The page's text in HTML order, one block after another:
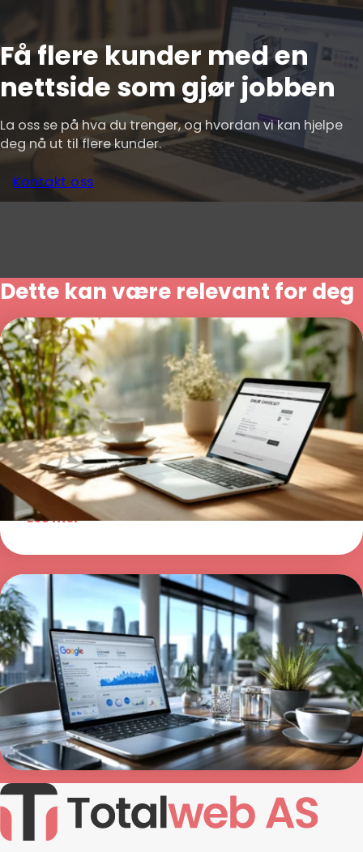
Få flere kunder med en
nettside som gjør jobben
La oss se på hva du trenger, og hvordan vi kan hjelpe
deg nå ut til flere kunder.
Kontakt oss
Dette kan være relevant for deg
Lage nettside med
betalingsløsning
Vi utvikler moderne nettsider med
betalingsløsninger som gjør det enkelt for
kundene dine å handle. Du får en sikker,
brukervennlig og skalerbar nettside. Klar for
salg fra dag én.
Les mer >
Google Ads kampanje
Få en Google Ads kampanje som leverer verdi
for bedriften din. Vi jobber strategisk med
søkeord, annonser og data for å øke både
synlighet, trafikk og konverteringer.
Les mer >